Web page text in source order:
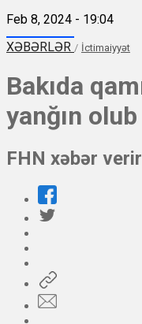
Feb 8, 2024 - 19:04
XƏBƏRLƏR / İctimaiyyət
Bakıda
yanğın olub
FHN xəbər verir